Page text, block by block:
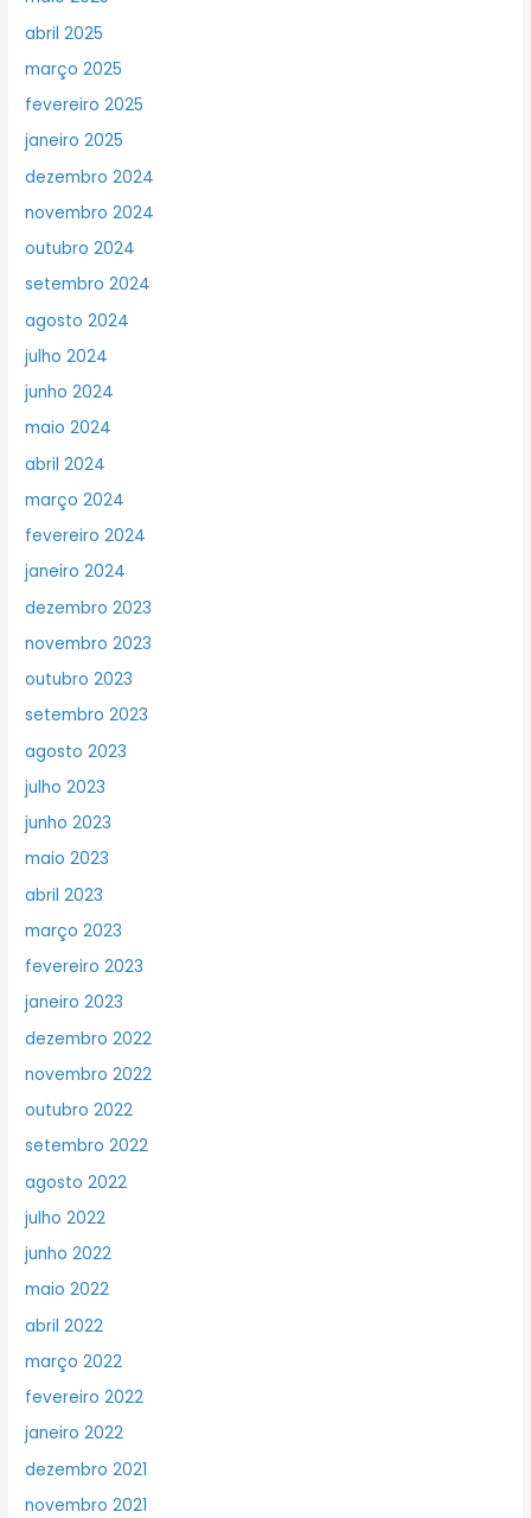
abril 2025
março 2025
fevereiro 2025
janeiro 2025
dezembro 2024
novembro 2024
outubro 2024
setembro 2024
agosto 2024
julho 2024
junho 2024
maio 2024
abril 2024
março 2024
fevereiro 2024
janeiro 2024
dezembro 2023
novembro 2023
outubro 2023
setembro 2023
agosto 2023
julho 2023
junho 2023
maio 2023
abril 2023
março 2023
fevereiro 2023
janeiro 2023
dezembro 2022
novembro 2022
outubro 2022
setembro 2022
agosto 2022
julho 2022
junho 2022
maio 2022
abril 2022
março 2022
fevereiro 2022
janeiro 2022
dezembro 2021
novembro 2021